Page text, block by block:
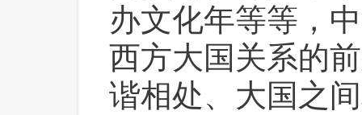
办文化年等等，
西方大国关系的
谐相处、大国之